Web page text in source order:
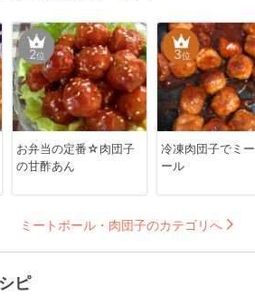
2位
お弁当の定番☆肉団子
の甘酢あん
3位
冷凍肉団子でミ
ール
ミートボール・肉団子のカテゴリへ
ピ